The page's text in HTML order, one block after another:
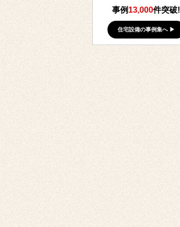
事例 13,000件突破!
住宅設備の事例集へ ▶